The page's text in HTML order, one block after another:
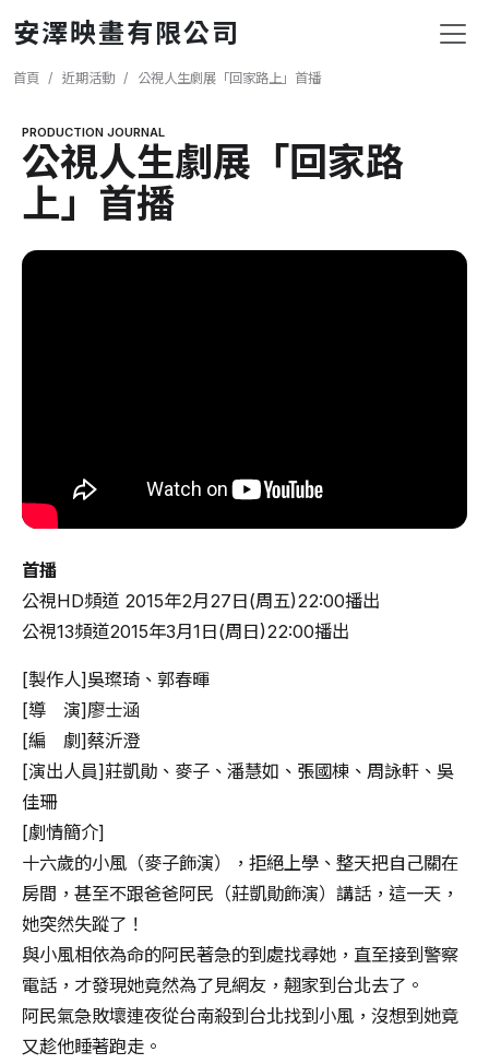
安澤映畫有限公司
導航連結
首頁 近期活動 公視人生劇展「回家路上」首播
PRODUCTION JOURNAL
公視人生劇展「回家路
上」首播
首播
公視HD頻道 2015年2月27日(周五)22:00播出
公視13頻道2015年3月1日(周日)22:00播出
[製作人]吳璨琦、郭春暉
[導 演]廖士涵
[編 劇]蔡沂澄
[演出人員]莊凱勛、麥子、潘慧如、張國棟、周詠軒、吳
佳珊
[劇情簡介]
十六歲的小風（麥子飾演），拒絕上學、整天把自己關在
房間，甚至不跟爸爸阿民（莊凱勛飾演）講話，這一天，
她突然失蹤了！
與小風相依為命的阿民著急的到處找尋她，直至接到警察
電話，才發現她竟然為了見網友，翹家到台北去了。
阿民氣急敗壞連夜從台南殺到台北找到小風，沒想到她竟
又趁他睡著跑走。